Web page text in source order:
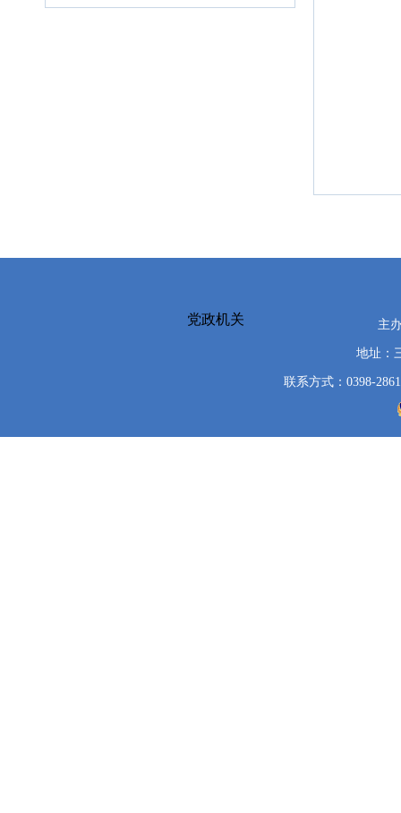
党政机关 主
地址：
联系方式：0398-